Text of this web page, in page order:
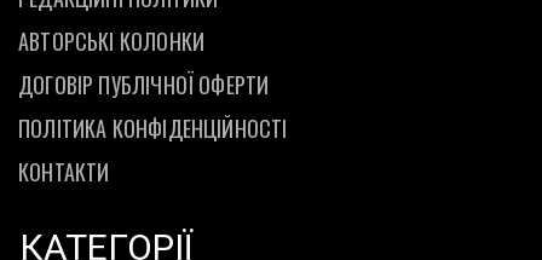
АВТОРСЬКІ КОЛОНКИ
ДОГОВІР ПУБЛІЧНОЇ ОФЕРТИ
ПОЛІТИКА КОНФІДЕНЦІЙНОСТІ
КОНТАКТИ
КАТЕГОРІЇ